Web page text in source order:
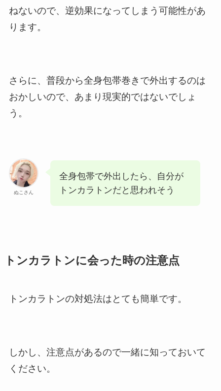
ねないので、逆効果になってしまう可能性があ
ります。
さらに、普段から全身包帯巻きで外出するのは
おかしいので、あまり現実的ではないでしょ
う。
ぬこさん
全身包帯で外出したら、自分が
トンカラトンだと思われそう
トンカラトンに会った時の注意点
トンカラトンの対処法はとても簡単です。
しかし、注意点があるので一緒に知っておいて
ください。